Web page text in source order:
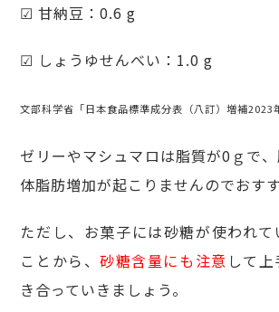
☑ 甘納豆：0.6 g
☑ しょうゆせんべい：1.0 g
文部科学省「日本食品標準成分表（八訂）増補2023
ゼリーやマシュマロは脂質が0ｇで
体脂肪増加が起こりませんのでおすす
ただし、お菓子には砂糖が使われ
ことから、砂糖含量にも注意 して
き合っていきましょう。